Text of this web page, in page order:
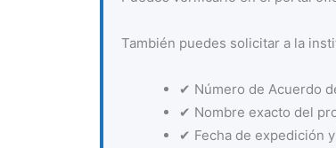
También puedes solicitar a la
✔ Número de Acuerdo
✔ Nombre exacto del
✔ Fecha de expedición